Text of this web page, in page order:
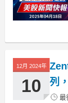
12月 2024年
10
列
最